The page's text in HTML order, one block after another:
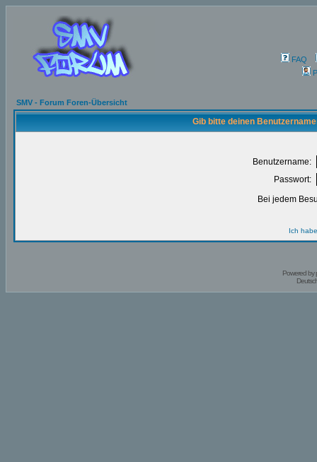
FAQ
SMV - Forum Foren-Übersicht
Gib bitte deinen
Benutzername:
Passwort:
Bei jedem
Ich
Powered by